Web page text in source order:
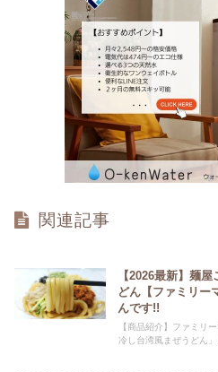
関連記事
【2026最新】麺
どん【ファミリー
んです!!
【商品紹介】ファミリ
冷し台湾風まぜうどん